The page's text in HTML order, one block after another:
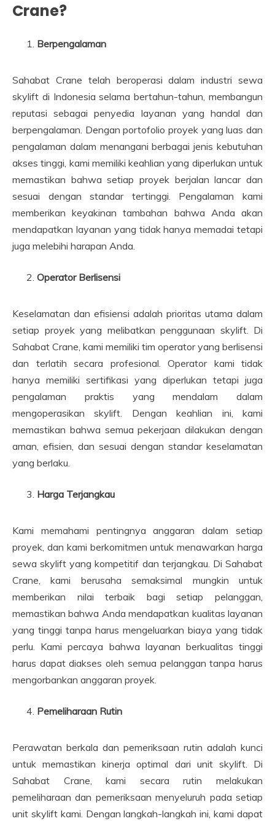
Crane?
Berpengalaman
Sahabat Crane telah beroperasi dalam industri sewa
skylift di Indonesia selama bertahun-tahun, membangun
reputasi sebagai penyedia layanan yang handal dan
berpengalaman. Dengan portofolio proyek yang luas dan
pengalaman dalam menangani berbagai jenis kebutuhan
akses tinggi, kami memiliki keahlian yang diperlukan untuk
memastikan bahwa setiap proyek berjalan lancar dan
sesuai dengan standar tertinggi. Pengalaman kami
memberikan keyakinan tambahan bahwa Anda akan
mendapatkan layanan yang tidak hanya memadai tetapi
juga melebihi harapan Anda.
Operator Berlisensi
Keselamatan dan efisiensi adalah prioritas utama dalam
setiap proyek yang melibatkan penggunaan skylift. Di
Sahabat Crane, kami memiliki tim operator yang berlisensi
dan terlatih secara profesional. Operator kami tidak
hanya memiliki sertifikasi yang diperlukan tetapi juga
pengalaman praktis yang mendalam dalam
mengoperasikan skylift. Dengan keahlian ini, kami
memastikan bahwa semua pekerjaan dilakukan dengan
aman, efisien, dan sesuai dengan standar keselamatan
yang berlaku.
Harga Terjangkau
Kami memahami pentingnya anggaran dalam setiap
proyek, dan kami berkomitmen untuk menawarkan harga
sewa skylift yang kompetitif dan terjangkau. Di Sahabat
Crane, kami berusaha semaksimal mungkin untuk
memberikan nilai terbaik bagi setiap pelanggan,
memastikan bahwa Anda mendapatkan kualitas layanan
yang tinggi tanpa harus mengeluarkan biaya yang tidak
perlu. Kami percaya bahwa layanan berkualitas tinggi
harus dapat diakses oleh semua pelanggan tanpa harus
mengorbankan anggaran proyek.
Pemeliharaan Rutin
Perawatan berkala dan pemeriksaan rutin adalah kunci
untuk memastikan kinerja optimal dari unit skylift. Di
Sahabat Crane, kami secara rutin melakukan
pemeliharaan dan pemeriksaan menyeluruh pada setiap
unit skylift kami. Dengan langkah-langkah ini, kami dapat